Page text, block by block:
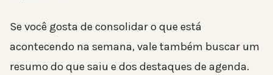
Se você gosta de consolidar o que está
acontecendo na semana, vale também buscar um
resumo do que saiu e dos destaques de agenda.